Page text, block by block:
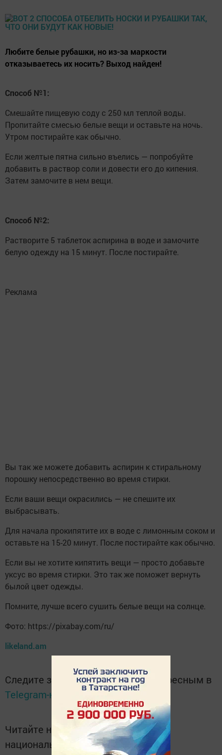
Любите белые рубашки, но из-за маркости
отказываетесь их носить? Выход найден!
Способ №1:
Смешайте пищевую соду с 250 мл теплой воды.
Пропитайте смесью белые вещи и оставьте на ночь.
Утром постирайте как обычно.
Если желтые пятна сильно въелись — попробуйте
добавить в раствор соли и довести его до кипения.
Затем замочите в нем вещи.
Способ №2:
Растворите 5 таблеток аспирина в воде и замочите
белую одежду на 15 минут. После постирайте.
Реклама
Вы так же можете добавить аспирин к стиральному
порошку непосредственно во время стирки.
Если ваши вещи окрасились — не спешите их
выбрасывать.
Для начала прокипятите их в воде с лимонным соком и
оставьте на 15-20 минут. После постирайте как обычно.
Если вы не хотите кипятить вещи — просто добавьте
уксус во время стирки. Это так же поможет вернуть
былой цвет одежды.
Помните, лучше всего сушить белые вещи на солнце.
Фото: https://pixabay.com/ru/
likeland.am
Следите за самым важным и интересным в
Telegram-канале
Татмедиа
Читайте новости Татарстана в
национальном мессенджере MАХ: